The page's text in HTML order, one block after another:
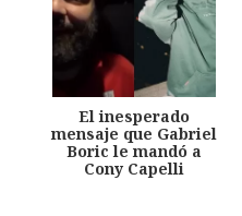
El inesperado
mensaje que Gabriel
Boric le mandó a
Cony Capelli